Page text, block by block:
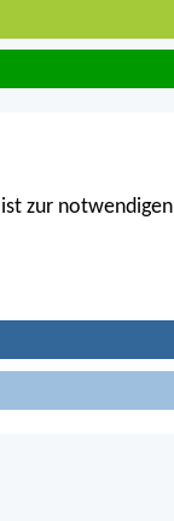
zur notwendigen